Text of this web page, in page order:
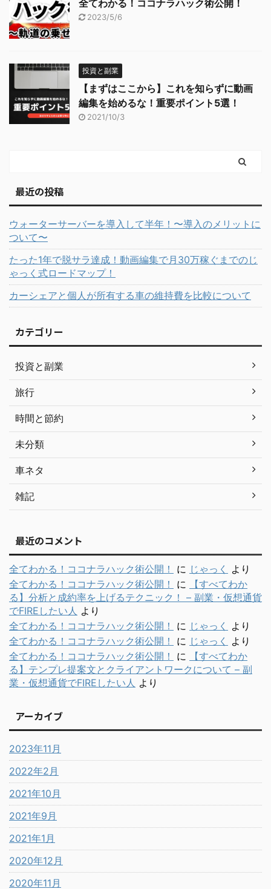
全てわかる！ココナラハック術公開！
2023/5/6
投資と副業
【まずはここから】これを知らずに動画
編集を始めるな！重要ポイント5選！
2021/10/3
最近の投稿
ウォーターサーバーを導入して半年！〜導入のメリットに
ついて〜
たった1年で脱サラ達成！動画編集で月30万稼ぐまでのじ
ゃっく式ロードマップ！
カーシェアと個人が所有する車の維持費を比較について
カテゴリー
投資と副業
旅行
時間と節約
未分類
車ネタ
雑記
最近のコメント
全てわかる！ココナラハック術公開！ に じゃっく
より
全てわかる！ココナラハック術公開！
に
【すべてわか
る】分析と成約率を上げるテクニック！ – 副業・仮想通貨
でFIREしたい人 より
全てわかる！ココナラハック術公開！
に じゃっく
より
全てわかる！ココナラハック術公開！
に じゃっく
より
全てわかる！ココナラハック術公開！
に
【すべてわか
る】テンプレ提案文とクライアントワークについて – 副
業・仮想通貨でFIREしたい人 より
アーカイブ
2023年11月
2022年2月
2021年10月
2021年9月
2021年1月
2020年12月
2020年11月